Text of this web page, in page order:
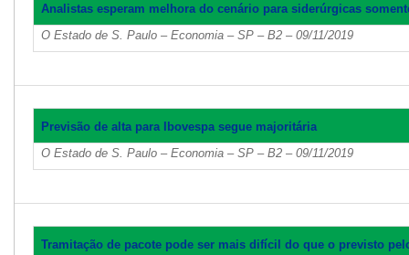
Analistas esperam melhora do cenário para siderúrgicas
O Estado de S. Paulo – Economia – SP – B2 – 09/11/2019
Previsão de alta para Ibovespa segue majoritária
O Estado de S. Paulo – Economia – SP – B2 – 09/11/2019
Tramitação de pacote pode ser mais difícil do que o previsto